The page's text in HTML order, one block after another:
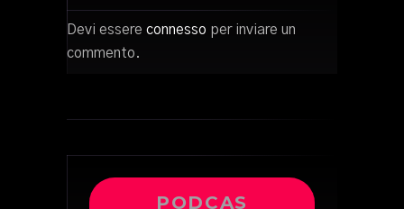
Devi essere connesso per inviare un
commento.
PODCAS